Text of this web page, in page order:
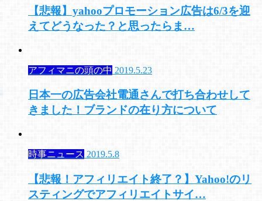
【悲報】yahooプロモーション広告は6/3を迎
えてどうなった？と思ったらま…
アフィマニの頭の中 2019.5.23
日本一の広告会社電通さんで打ち合わせして
きました！ブランドの在り方について
時事ニュース 2019.5.8
【悲報！アフィリエイト終了？】Yahoo!のリ
スティングでアフィリエイトサイ…